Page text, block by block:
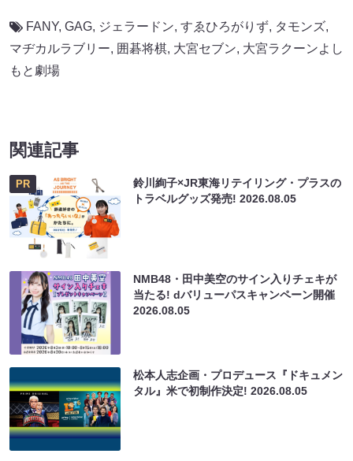
FANY, GAG, ジェラードン, すゑひろがりず, タモンズ,
マヂカルラブリー, 囲碁将棋, 大宮セブン, 大宮ラクーンよし
もと劇場
関連記事
PR
鈴川絢子×JR東海リテイリング・プラスの
トラベルグッズ発売!2026.08.05
NMB48・田中美空のサイン入りチェキが
当たる! dバリューパスキャンペーン開催
2026.08.05
松本人志企画・プロデュース『ドキュメン
タル』米で初制作決定!2026.08.05